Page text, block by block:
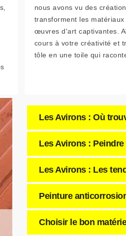
nous avons vu des
transforment les
œuvres d'art captivantes.
cours à votre créativité et
tôle en une toile qui
Les Avirons : Où
Les Avirons :
Les Avirons : Les
Peinture
Choisir le bon